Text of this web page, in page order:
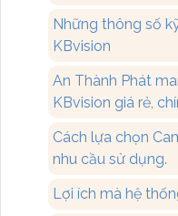
Những thông số
KBvision
An Thành Phát
KBvision giá rẻ,
Cách lựa chọn
nhu cầu sử dụng.
Lợi ích mà hệ